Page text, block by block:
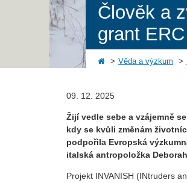
Člověk a
grant ERC
Věda a výzkum
09. 12. 2025
Žijí vedle sebe a vzájemně
kdy se kvůli změnám
podpořila Evropská
italská antropoložka
Projekt INVANISH (INtruders